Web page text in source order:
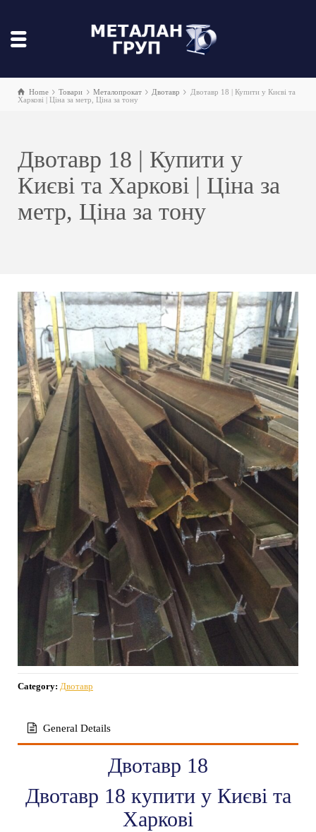
Home Товари Металопрокат Двотавр
Двотавр 18 | Купити у Києві та
Харкові | Ціна за метр, Ціна за тону
Двотавр 18 | Купити у
Києві та Харкові | Ціна за
метр, Ціна за тону
Category: Двотавр
General Details
Двотавр 18
Двотавр 18 купити у Києві та
Харкові